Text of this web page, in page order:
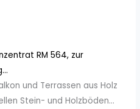
RM 564, zur
und Terrassen aus Holz
Stein- und Holzböden...